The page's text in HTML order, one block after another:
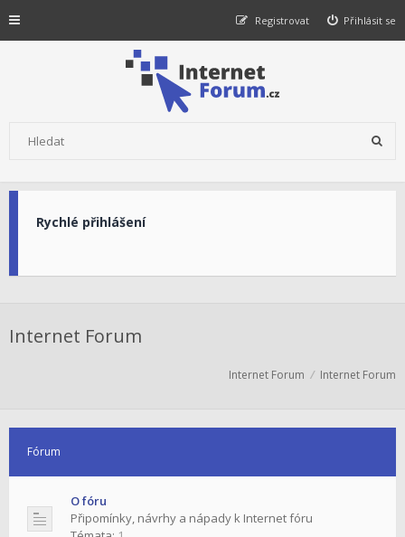
Přihlásit se
Registrovat
Rychlé přihlášení
Internet Forum
Internet Forum Internet Forum
Fórum
O fóru
Připomínky, návrhy a nápady k Internet fóru